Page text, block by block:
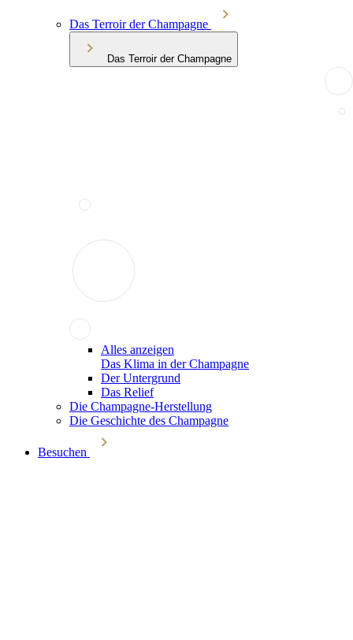
Das Terroir der Champagne
Das Terroir der Champagne
Alles anzeigen
Das Klima in der Champagne
Der Untergrund
Das Relief
Die Champagne-Herstellung
Die Geschichte des Champagne
Besuchen